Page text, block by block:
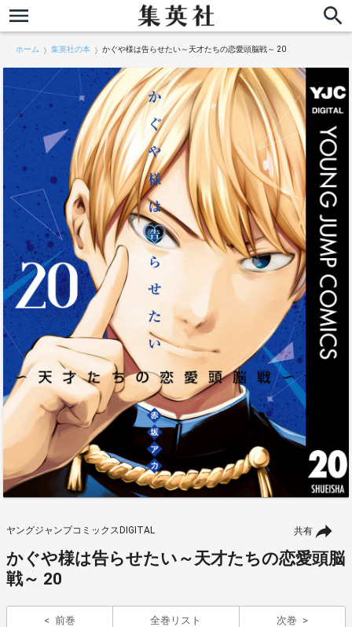
ホーム 集英社の本 かぐや様は告らせたい～天才たちの恋愛頭脳戦～ 20
共有
ヤングジャンプコミックスDIGITAL
かぐや様は告らせたい～天才たちの恋愛頭脳
戦～ 20
前巻 全巻リスト 次巻